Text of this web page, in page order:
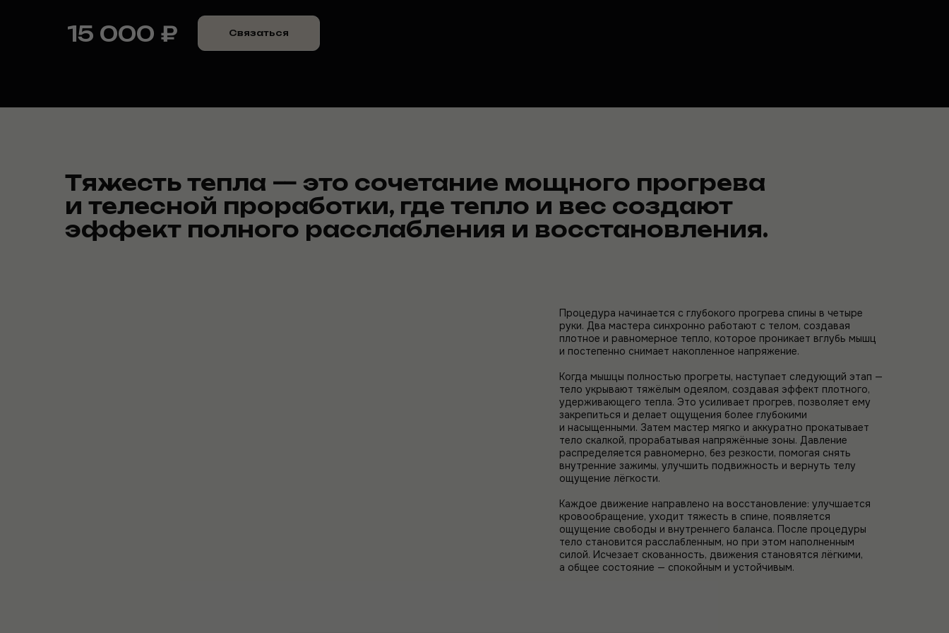
Связаться
15 000 ₽
Тяжесть тепла — это сочетание мощного прогрева
и телесной проработки, где тепло и вес создают
эффект полного расслабления и восстановления.
Процедура начинается с глубокого прогрева спины в четыре
руки. Два мастера синхронно работают с телом, создавая
плотное и равномерное тепло, которое проникает вглубь мышц
и постепенно снимает накопленное напряжение.
Когда мышцы полностью прогреты, наступает следующий этап —
тело укрывают тяжёлым одеялом, создавая эффект плотного,
удерживающего тепла. Это усиливает прогрев, позволяет ему
закрепиться и делает ощущения более глубокими
и насыщенными. Затем мастер мягко и аккуратно прокатывает
тело скалкой, прорабатывая напряжённые зоны. Давление
распределяется равномерно, без резкости, помогая снять
внутренние зажимы, улучшить подвижность и вернуть телу
ощущение лёгкости.
Каждое движение направлено на восстановление: улучшается
кровообращение, уходит тяжесть в спине, появляется
ощущение свободы и внутреннего баланса. После процедуры
тело становится расслабленным, но при этом наполненным
силой. Исчезает скованность, движения становятся лёгкими,
а общее состояние — спокойным и устойчивым.